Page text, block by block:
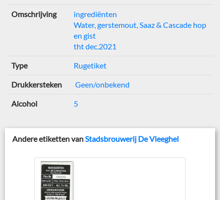
Omschrijving
ingrediënten
Water, gerstemout, Saaz & Cascade hop
en gist
tht dec.2021
Type Rugetiket
Drukkersteken Geen/onbekend
Alcohol 5
Andere etiketten vanStadsbrouwerij De Vleeghel